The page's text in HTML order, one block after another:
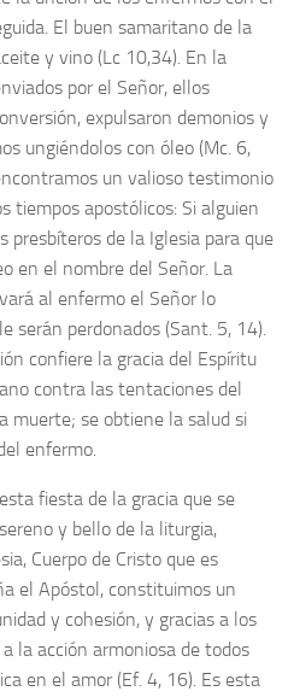
El buen samaritano de la
y vino (Lc 10,34). En la
por el Señor, ellos
expulsaron demonios y
ungiéndolos con óleo (Mc. 6,
un valioso testimonio
tiempos apostólicos: Si alguien
presbíteros de la Iglesia para que
en el nombre del Señor. La
al enfermo el Señor lo
serán perdonados (Sant. 5, 14).
confiere la gracia del Espíritu
contra las tentaciones del
muerte; se obtiene la salud si
enfermo.
fiesta de la gracia que se
y bello de la liturgia,
Cuerpo de Cristo que es
el Apóstol, constituimos un
y cohesión, y gracias a los
la acción armoniosa de todos
en el amor (Ef. 4, 16). Es esta